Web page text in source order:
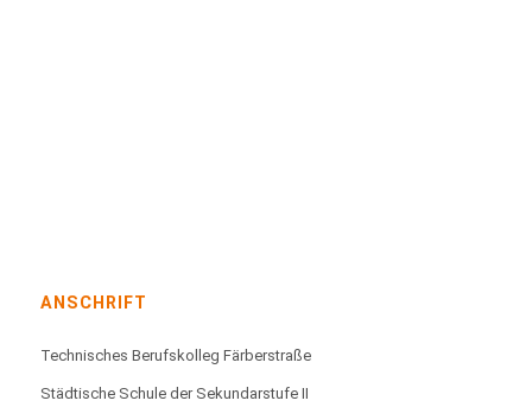
ANSCHRIFT
Technisches Berufskolleg Färberstraße
Städtische Schule der Sekundarstufe II